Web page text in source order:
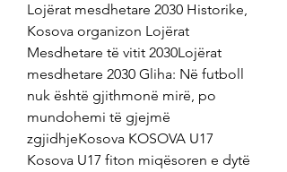
Lojërat mesdhetare 2030 Historike,
Kosova organizon Lojërat
Mesdhetare të vitit 2030Lojërat
mesdhetare 2030 Gliha: Në futboll
nuk është gjithmonë mirë, po
mundohemi të gjejmë
zgjidhjeKosova KOSOVA U17
Kosova U17 fiton miqësoren e dytë